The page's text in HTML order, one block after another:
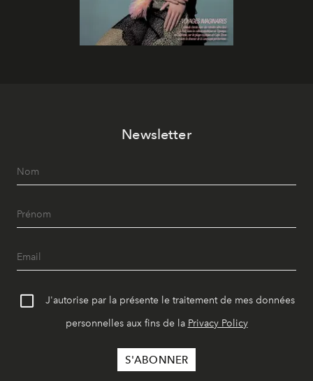
Newsletter
J'autorise par la présente le traitement de mes données
personnelles aux fins de la Privacy Policy